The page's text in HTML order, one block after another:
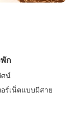
ก
ศน์
ร์เน็ตแบบมีสาย